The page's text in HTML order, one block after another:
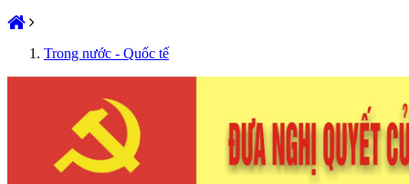
Trong nước - Quốc tế